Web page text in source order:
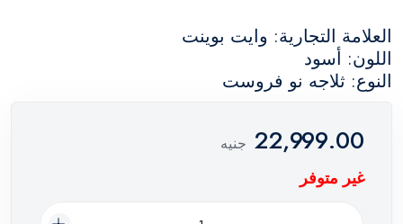
العلامة التجارية: وايت بوينت
اللون: أسود
النوع: ثلاجه نو فروست
22,999.00 جنيه
غير متوفر